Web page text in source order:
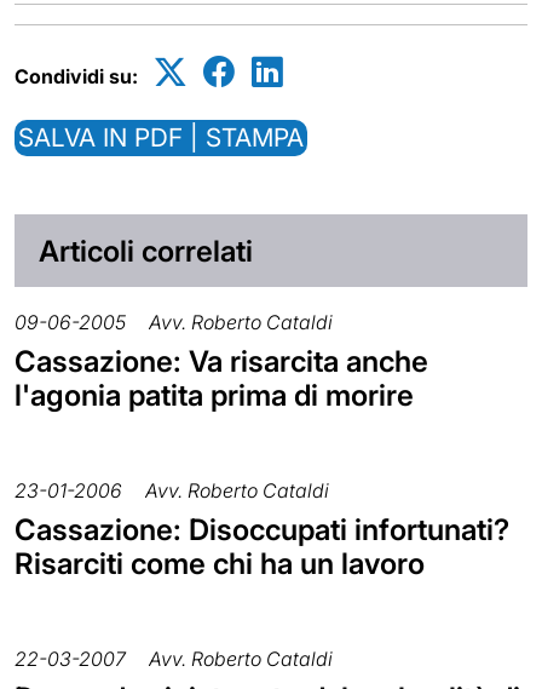
Condividi su:
SALVA IN PDF | STAMPA
Articoli correlati
09-06-2005 Avv. Roberto Cataldi
Cassazione: Va risarcita anche
l'agonia patita prima di morire
23-01-2006 Avv. Roberto Cataldi
Cassazione: Disoccupati infortunati?
Risarciti come chi ha un lavoro
22-03-2007 Avv. Roberto Cataldi